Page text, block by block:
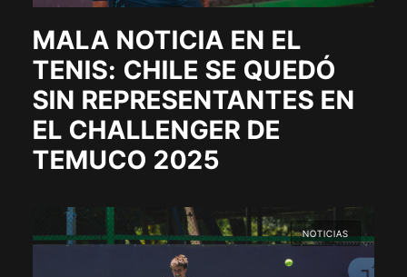
MALA NOTICIA EN EL
TENIS: CHILE SE QUEDÓ
SIN REPRESENTANTES EN
EL CHALLENGER DE
TEMUCO 2025
NOTICIAS